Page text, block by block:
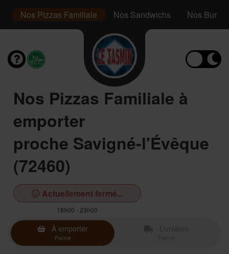
Nos Pizzas Familiale Nos Sandwichs Nos
Nos Pizzas Familiale à
emporter
proche Savigné-l'Évêque
(72460)
Actuellement fermé...
18h00 - 23h00
À emporter
Fermé